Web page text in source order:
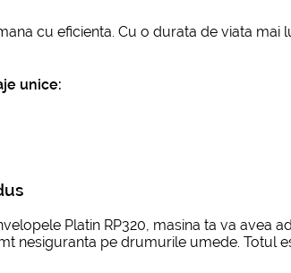
cu eficienta. Cu o durata de viata mai
unice:
Platin RP320, masina ta va avea
nesiguranta pe drumurile umede. Totul